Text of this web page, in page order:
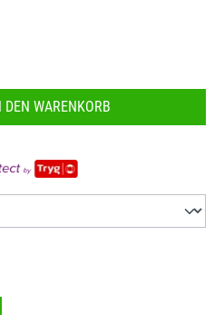
Wert ein oder
DEN WARENKORB